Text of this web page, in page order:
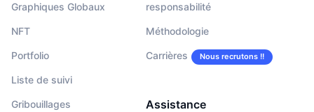
Graphiques Globaux
NFT
Portfolio
Liste de suivi
Gribouillages
responsabilité
Méthodologie
Carrières Nous recrutons !!
Assistance